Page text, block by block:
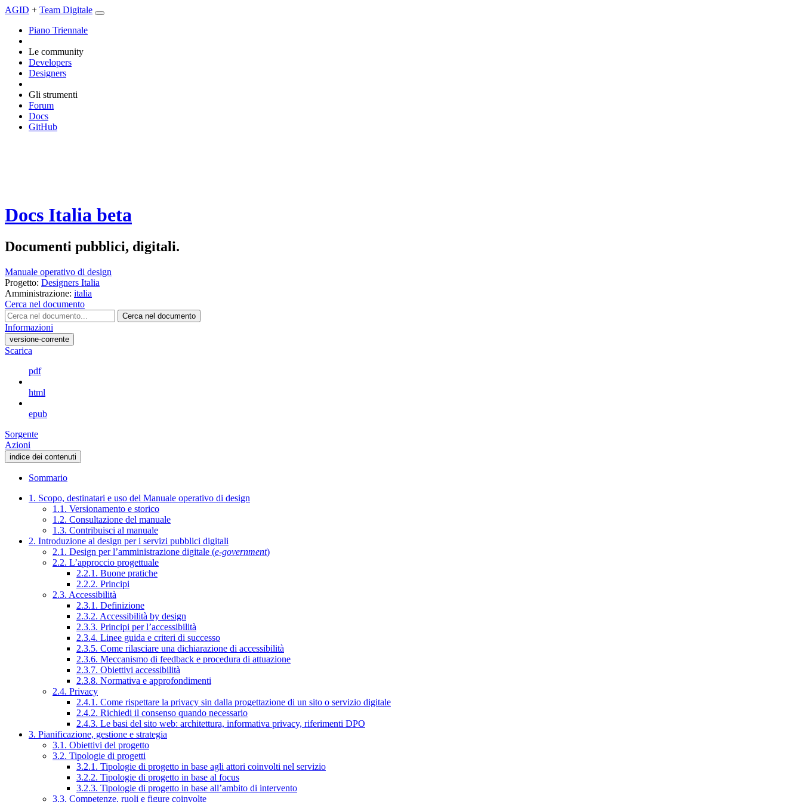
AGID + Team Digitale
Piano Triennale
Le community
Developers
Designers
Gli strumenti
Forum
Docs
GitHub
Docs Italia beta
Documenti pubblici, digitali.
Manuale operativo di design
Progetto: Designers Italia
Amministrazione: italia
Cerca nel documento
Cerca nel documento
Informazioni
versione-corrente
Scarica
pdf
html
epub
Sorgente
Azioni
indice dei contenuti
Sommario
1. Scopo, destinatari e uso del Manuale operativo di design
1.1. Versionamento e storico
1.2. Consultazione del manuale
1.3. Contribuisci al manuale
2. Introduzione al design per i servizi pubblici digitali
2.1. Design per l’amministrazione digitale (e-government)
2.2. L’approccio progettuale
2.2.1. Buone pratiche
2.2.2. Principi
2.3. Accessibilità
2.3.1. Definizione
2.3.2. Accessibilità by design
2.3.3. Principi per l’accessibilità
2.3.4. Linee guida e criteri di successo
2.3.5. Come rilasciare una dichiarazione di accessibilità
2.3.6. Meccanismo di feedback e procedura di attuazione
2.3.7. Obiettivi accessibilità
2.3.8. Normativa e approfondimenti
2.4. Privacy
2.4.1. Come rispettare la privacy sin dalla progettazione di un sito o servizio digitale
2.4.2. Richiedi il consenso quando necessario
2.4.3. Le basi del sito web: architettura, informativa privacy, riferimenti DPO
3. Pianificazione, gestione e strategia
3.1. Obiettivi del progetto
3.2. Tipologie di progetti
3.2.1. Tipologie di progetto in base agli attori coinvolti nel servizio
3.2.2. Tipologie di progetto in base al focus
3.2.3. Tipologie di progetto in base all’ambito di intervento
3.3. Competenze, ruoli e figure coinvolte